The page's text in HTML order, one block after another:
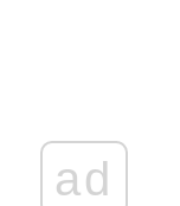
ad